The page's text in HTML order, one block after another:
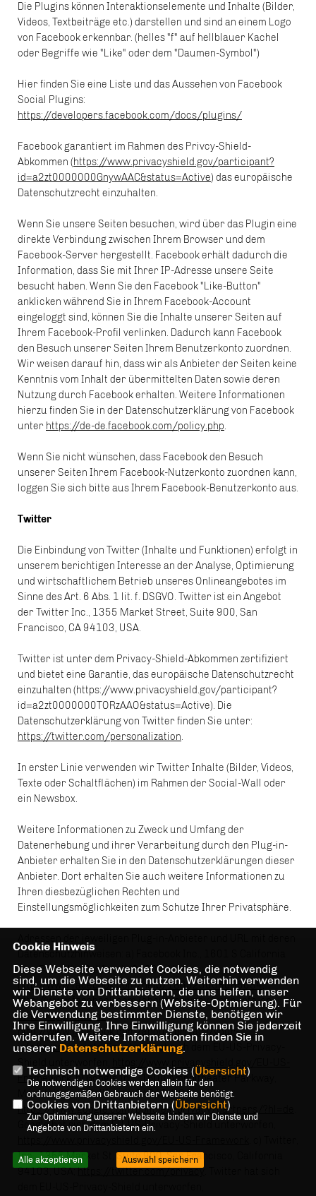
Die Plugins können Interaktionselemente und Inhalte (Bilder,
Videos, Textbeiträge etc.) darstellen und sind an einem Logo
von Facebook erkennbar. (helles "f" auf hellblauer Kachel
oder Begriffe wie "Like" oder dem "Daumen-Symbol")
Hier finden Sie eine Liste und das Aussehen von Facebook
Social Plugins:
https://developers.facebook.com/docs/plugins/
Facebook garantiert im Rahmen des Privcy-Shield-
Abkommen (https://www.privacyshield.gov/participant?
id=a2zt0000000GnywAAC&status=Active) das europäische
Datenschutzrecht einzuhalten.
Wenn Sie unsere Seiten besuchen, wird über das Plugin eine
direkte Verbindung zwischen Ihrem Browser und dem
Facebook-Server hergestellt. Facebook erhält dadurch die
Information, dass Sie mit Ihrer IP-Adresse unsere Seite
besucht haben. Wenn Sie den Facebook "Like-Button"
anklicken während Sie in Ihrem Facebook-Account
eingeloggt sind, können Sie die Inhalte unserer Seiten auf
Ihrem Facebook-Profil verlinken. Dadurch kann Facebook
den Besuch unserer Seiten Ihrem Benutzerkonto zuordnen.
Wir weisen darauf hin, dass wir als Anbieter der Seiten keine
Kenntnis vom Inhalt der übermittelten Daten sowie deren
Nutzung durch Facebook erhalten. Weitere Informationen
hierzu finden Sie in der Datenschutzerklärung von Facebook
unter https://de-de.facebook.com/policy.php.
Wenn Sie nicht wünschen, dass Facebook den Besuch
unserer Seiten Ihrem Facebook-Nutzerkonto zuordnen kann,
loggen Sie sich bitte aus Ihrem Facebook-Benutzerkonto aus.
Twitter
Die Einbindung von Twitter (Inhalte und Funktionen) erfolgt in
unserem berichtigen Interesse an der Analyse, Optimierung
und wirtschaftlichem Betrieb unseres Onlineangebotes im
Sinne des Art. 6 Abs. 1 lit. f. DSGVO. Twitter ist ein Angebot
der Twitter Inc., 1355 Market Street, Suite 900, San
Francisco, CA 94103, USA.
Twitter ist unter dem Privacy-Shield-Abkommen zertifiziert
und bietet eine Garantie, das europäische Datenschutzrecht
einzuhalten (https://www.privacyshield.gov/participant?
id=a2zt0000000TORzAAO&status=Active). Die
Datenschutzerklärung von Twitter finden Sie unter:
https://twitter.com/personalization.
In erster Linie verwenden wir Twitter Inhalte (Bilder, Videos,
Texte oder Schaltflächen) im Rahmen der Social-Wall oder
ein Newsbox.
Weitere Informationen zu Zweck und Umfang der
Datenerhebung und ihrer Verarbeitung durch den Plug-in-
Anbieter erhalten Sie in den Datenschutzerklärungen dieser
Anbieter. Dort erhalten Sie auch weitere Informationen zu
Ihren diesbezüglichen Rechten und
Einstellungsmöglichkeiten zum Schutze Ihrer Privatsphäre.
Datenschutzhinweisen: a) Facebook Inc., 1601 S California
Ave, Palo Alto, California 94304, USA;
http://www.facebook.com/help/186325668085084,
http://www.facebook.com/about/privacy/your-info-on-
other#applicationssowie
http://www.facebook.com/about/privacy/your-
info#everyoneinfo. Facebook hat sich dem EU-US-Privacy-
Shield unterworfen,
https://www.privacyshield.gov/EU-US-
Framework. b) Google Inc., 1600 Amphitheater Parkway,
Mountainview, California 94043, USA;
https://www.google.com/policies/privacy/partners/?hl=de
Google hat sich dem EU-US-Privacy-Shield unterworfen,
Inc., 1355 Market St, Suite 900, San Francisco, California
94103, USA;https://twitter.com/privacy
Cookie Hinweis
Diese Webseite verwendet Cookies, die notwendig
sind, um die Webseite zu nutzen. Weiterhin verwenden
wir Dienste von Drittanbietern, die uns helfen, unser
Webangebot zu verbessern (Website-Optmierung). Für
die Verwendung bestimmter Dienste, benötigen wir
Ihre Einwilligung. Ihre Einwilligung können Sie jederzeit
widerrufen. Weitere Informationen finden Sie in
unserer Datenschutzerklärung.
Technisch notwendige Cookies (Übersicht)
Die notwendigen Cookies werden allein für den
ordnungsgemäßen Gebrauch der Webseite benötigt.
Cookies von Drittanbietern (Übersicht)
Zur Optimierung unserer Webseite binden wir Dienste und
Angebote von Drittanbietern ein.
Alle akzeptieren Auswahl speichern